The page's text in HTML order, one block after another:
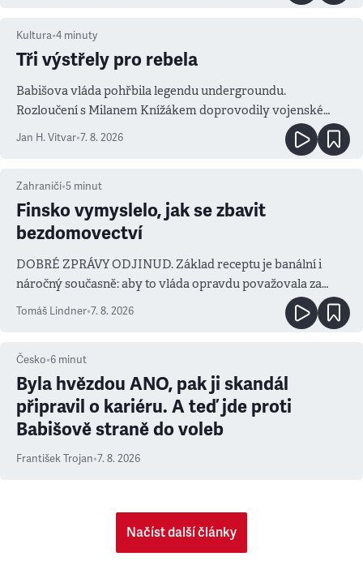
Kultura•4 minuty
Tři výstřely pro rebela
Babišova vláda pohřbila legendu undergroundu.
Rozloučení s Milanem Knížákem doprovodily vojenské
Jan H. Vitvar•7. 8. 2026
Zahraničí•5 minut
Finsko vymyslelo, jak se zbavit
bezdomovectví
DOBRÉ ZPRÁVY ODJINUD. Základ receptu je banální i
náročný současně: aby to vláda opravdu považovala za
Tomáš Lindner•7. 8. 2026
Česko•6 minut
Byla hvězdou ANO, pak ji skandál
připravil o kariéru. A teď jde proti
Babišově straně do voleb
František Trojan•7. 8. 2026
Načíst další články